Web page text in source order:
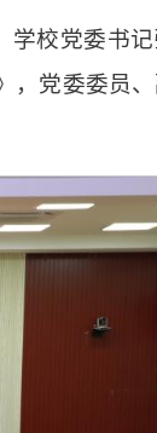
学校党委书
，党委委员